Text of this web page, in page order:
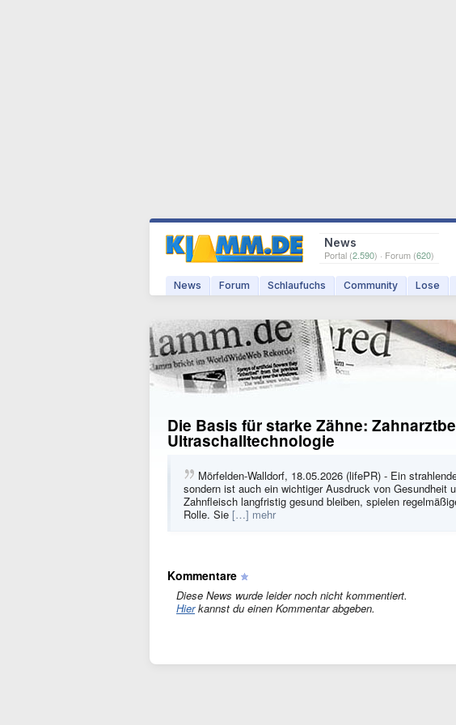
News
Portal (2.590) · Forum (620)
News Forum Schlaufuchs Community Lose
Die Basis für starke Zähne:
Ultraschalltechnologie
Mörfelden-Walldorf, 18.05.2026 (lifePR) - Ein
sondern ist auch ein wichtiger Ausdruck von Gesundheit
Zahnfleisch langfristig gesund bleiben, spielen
Rolle. Sie […] mehr
Kommentare
Diese News wurde leider noch nicht kommentiert.
Hierkannst du einen Kommentar abgeben.